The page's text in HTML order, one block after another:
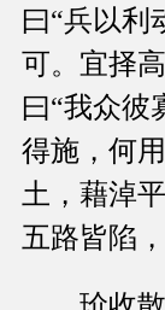
曰“兵以利
可。宜择
曰“我众彼
得施，何
土，藉淖
五路皆陷